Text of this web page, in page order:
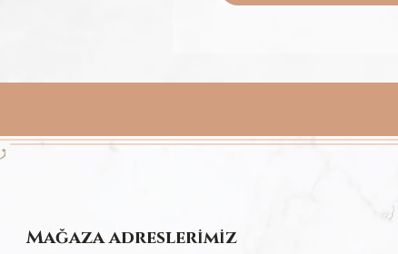
Mağaza adreslerİmİz